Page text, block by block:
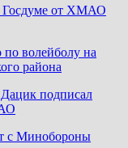
Госдуме от ХМАО
по волейболу на
района
подписал
с Минобороны